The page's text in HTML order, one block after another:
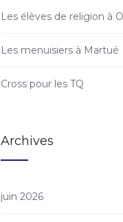
Les élèves de religion à
Les menuisiers à Martué
Cross pour les TQ
Archives
juin 2026